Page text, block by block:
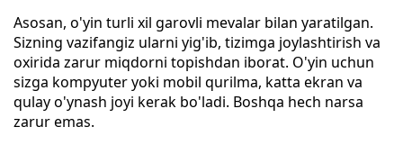
Asosan, o'yin turli xil garovli mevalar bilan yaratilgan.
Sizning vazifangiz ularni yig'ib, tizimga joylashtirish va
oxirida zarur miqdorni topishdan iborat. O'yin uchun
sizga kompyuter yoki mobil qurilma, katta ekran va
qulay o'ynash joyi kerak bo'ladi. Boshqa hech narsa
zarur emas.